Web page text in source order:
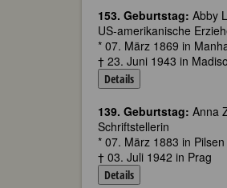
153. Geburtstag: Abby
US-amerikanische
* 07. März 1869 in
† 23. Juni 1943 in
Details
139. Geburtstag: Anna
Schriftstellerin
* 07. März 1883 in Pilsen
† 03. Juli 1942 in Prag
Details